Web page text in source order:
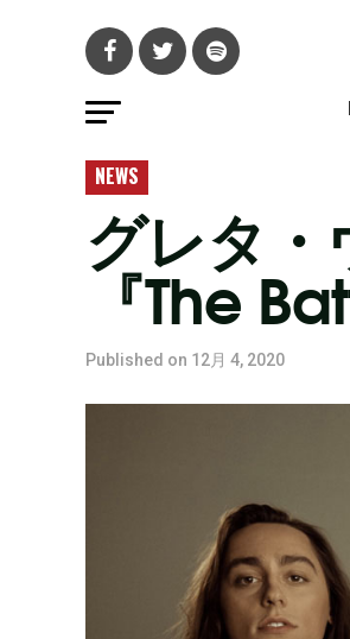
NEWS
グレタ
『The
Published on 12月 4, 2020